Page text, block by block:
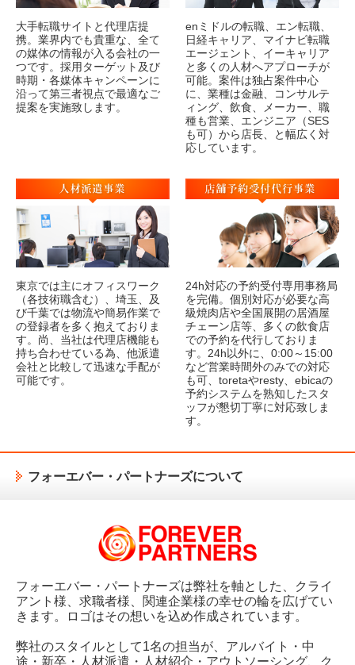
大手転職サイトと代理店提
携。業界内でも貴重な、全て
の媒体の情報が入る会社の一
つです。採用ターゲット及び
時期・各媒体キャンペーンに
沿って第三者視点で最適なご
提案を実施致します。
enミドルの転職、エン転職、
日経キャリア、マイナビ転職
エージェント、イーキャリア
と多くの人材へアプローチが
可能。案件は独占案件中心
に、業種は金融、コンサルテ
ィング、飲食、メーカー、職
種も営業、エンジニア（SES
も可）から店長、と幅広く対
応しています。
東京では主にオフィスワーク
（各技術職含む）、埼玉、及
び千葉では物流や簡易作業で
の登録者を多く抱えておりま
す。尚、当社は代理店機能も
持ち合わせている為、他派遣
会社と比較して迅速な手配が
可能です。
24h対応の予約受付専用事務局
を完備。個別対応が必要な高
級焼肉店や全国展開の居酒屋
チェーン店等、多くの飲食店
での予約を代行しておりま
す。24h以外に、0:00～15:00
など営業時間外のみでの対応
も可、toretaやresty、ebicaの
予約システムを熟知したスタ
ッフが懇切丁寧に対応致しま
す。
フォーエバー・パートナーズについて
フォーエバー・パートナーズは弊社を軸とした、クライ
アント様、求職者様、関連企業様の幸せの輪を広げてい
きます。ロゴはその想いを込め作成されています。
弊社のスタイルとして1名の担当が、アルバイト・中
途・新卒・人材派遣・人材紹介・アウトソーシング、ク